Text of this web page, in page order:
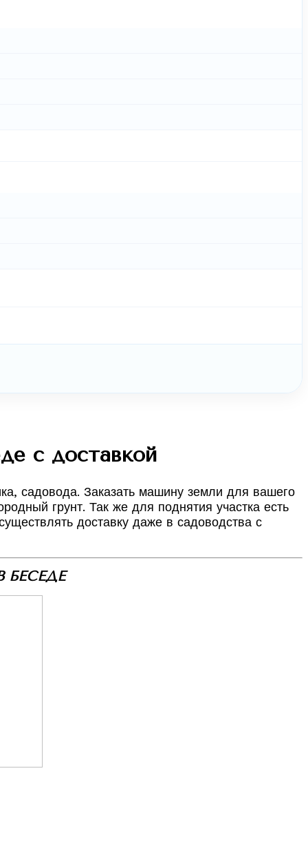
с доставкой
садовода. Заказать машину земли для вашего
грунт. Так же для поднятия участка есть
доставку даже в садоводства с